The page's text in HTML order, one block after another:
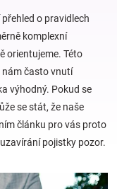
o pravidlech
komplexní
orientujeme. Této
nám často vnutí
výhodný. Pokud se
se stát, že naše
článku pro vás proto
pojistky pozor.